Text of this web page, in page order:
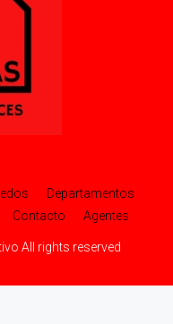
Departamentos
Contacto Agentes
All rights reserved